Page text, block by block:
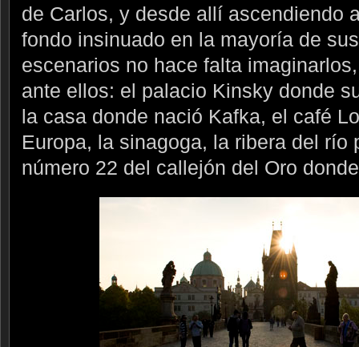
de Carlos, y desde allí ascendiendo
fondo insinuado en la mayoría de
escenarios no hace falta
ante ellos: el palacio Kinsky donde
la casa donde nació Kafka, el café
Europa, la sinagoga, la ribera del río
número 22 del callejón del Oro